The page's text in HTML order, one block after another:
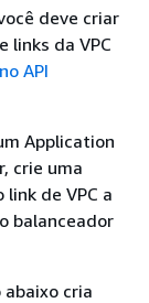
deve criar
links da VPC
API
Application
crie uma
de VPC a
balanceador
cria